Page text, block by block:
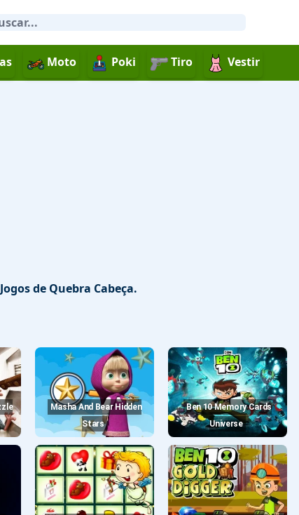
Moto Poki Tiro Vestir
de Quebra Cabeça.
Masha And Bear Hidden
Stars
Ben 10 Memory Cards
Universe